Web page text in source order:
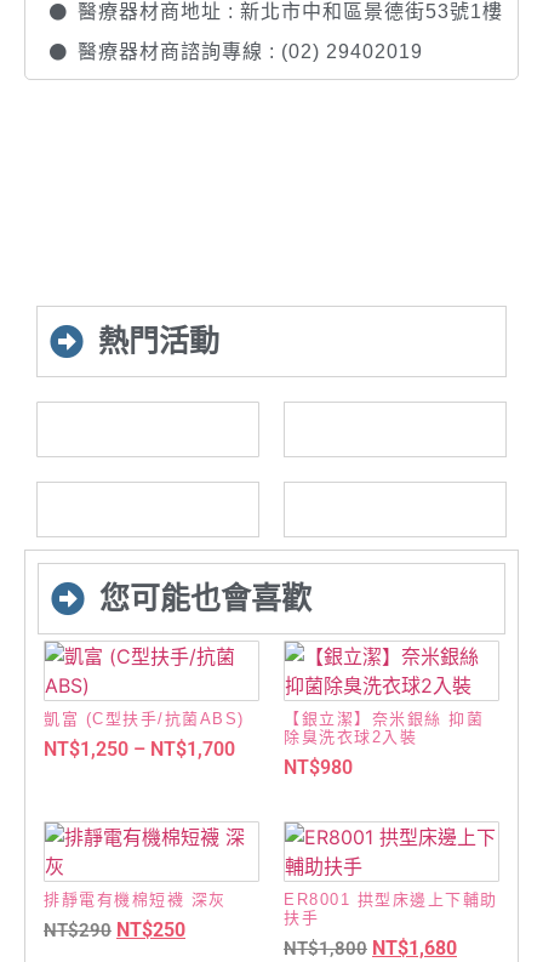
醫療器材商地址 : 新北市中和區景德街53號1樓
醫療器材商諮詢專線 : (02) 29402019
熱門活動
您可能也會喜歡
凱富 (C型扶手/抗菌ABS)
NT$1,250 – NT$1,700
【銀立潔】奈米銀絲 抑菌
除臭洗衣球2入裝
NT$980
排靜電有機棉短襪 深灰
NT$290 NT$250
ER8001 拱型床邊上下輔助
扶手
NT$1,800 NT$1,680